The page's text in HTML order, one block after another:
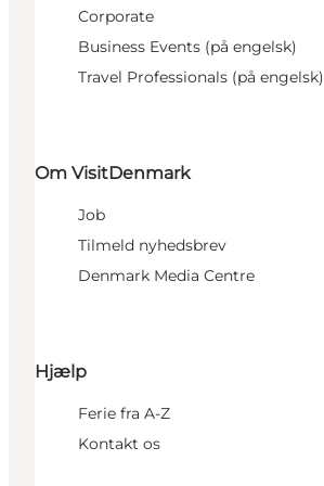
Corporate
Business Events (på engelsk)
Travel Professionals (på engelsk)
Om VisitDenmark
Job
Tilmeld nyhedsbrev
Denmark Media Centre
Hjælp
Ferie fra A-Z
Kontakt os